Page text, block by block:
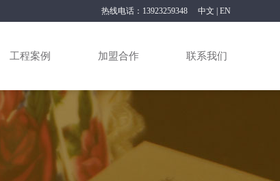
中文 EN
热线电话：13923259348
工程案例 加盟合作 联系我们